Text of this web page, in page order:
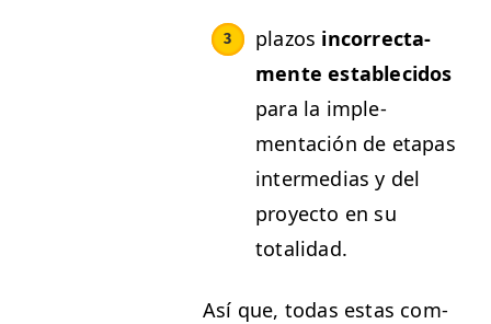
pla­zos incor­rec­ta­
mente estable­ci­dos
para la imple­
mentación de eta­pas
inter­me­dias y del
proyec­to en su
totalidad.
Así que, todas estas com­